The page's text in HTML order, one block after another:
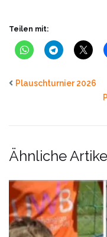
Teilen mit:
Plauschturnier 2026
Ähnliche